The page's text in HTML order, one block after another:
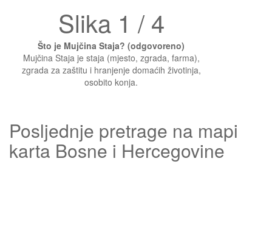
Slika 1 / 4
Što je Mujčina Staja? (odgovoreno)
Mujčina Staja je staja (mjesto, zgrada, farma),
zgrada za zaštitu i hranjenje domaćih životinja,
osobito konja.
Posljednje pretrage na mapi
karta Bosne i Hercegovine